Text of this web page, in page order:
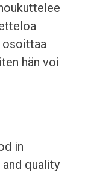
osoittaa
hän voi
in
quality